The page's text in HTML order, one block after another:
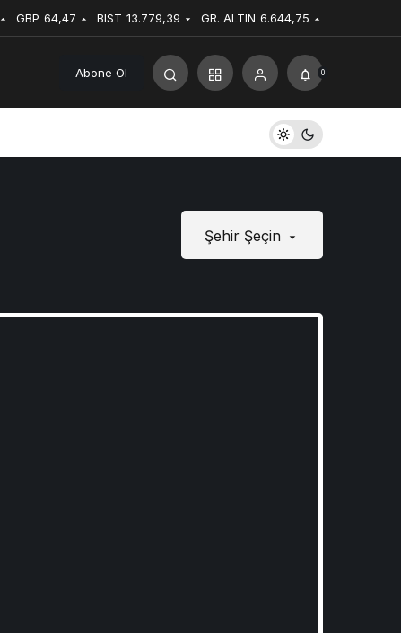
GBP 64,47 BIST 13.779,39 GR. ALTIN 6.644,75
Abone Ol 0
Şehir Şeçin